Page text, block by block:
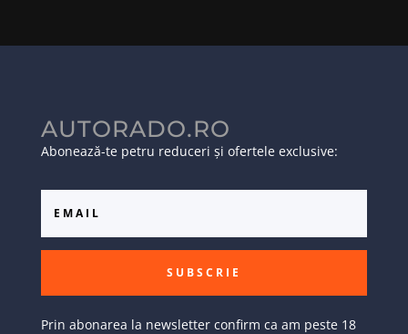
AUTORADO.RO
Abonează-te petru reduceri și ofertele exclusive:
SUBSCRIE
Prin abonarea la newsletter confirm ca am peste 18